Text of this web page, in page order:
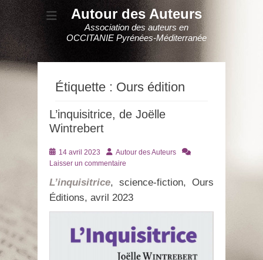
Autour des Auteurs
Association des auteurs en
OCCITANIE Pyrénées-Méditerranée
Étiquette : Ours édition
L’inquisitrice, de Joëlle
Wintrebert
Posté
le
14 avril 2023 AuteurAutour des Auteurs
Laisser un commentaire
L’inquisitrice, science-fiction, Ours
Éditions, avril 2023